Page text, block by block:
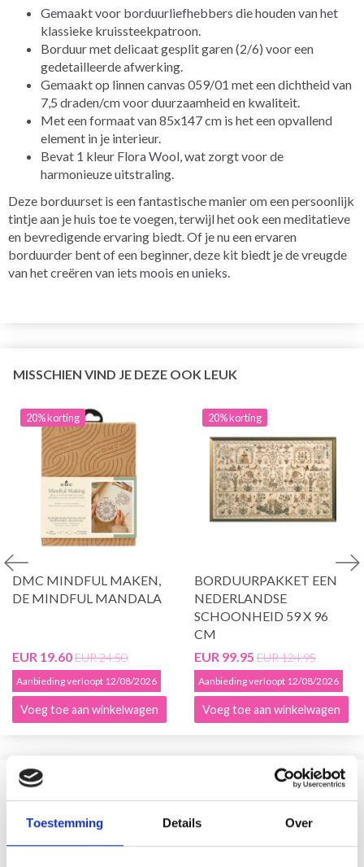
Toestemming Details Over
Gemaakt voor borduurliefhebbers die houden van het
klassieke kruissteekpatroon.
Borduur met delicaat gesplit garen (2/6) voor een
gedetailleerde afwerking.
Gemaakt op linnen canvas 059/01 met een dichtheid van
7,5 draden/cm voor duurzaamheid en kwaliteit.
Met een formaat van 85x147 cm is het een opvallend
element in je interieur.
Bevat 1 kleur Flora Wool, wat zorgt voor de
harmonieuze uitstraling.
Deze borduurset is een fantastische manier om een persoonlijk
tintje aan je huis toe te voegen, terwijl het ook een meditatieve
en bevredigende ervaring biedt. Of je nu een ervaren
borduurder bent of een beginner, deze kit biedt je de vreugde
van het creëren van iets moois en unieks.
MISSCHIEN VIND JE DEZE OOK LEUK
20% korting
DMC MINDFUL MAKEN,
DE MINDFUL MANDALA
EUR 19.60EUR 24.50
Aanbieding verloopt 12/08/2026
Voeg toe aan winkelwagen
20% korting
BORDUURPAKKET EEN
NEDERLANDSE
SCHOONHEID 59 X 96
CM
EUR 99.95 EUR 124.95
Aanbieding verloopt 12/08/2026
Voeg toe aan winkelwagen
VERGELIJKBAAR MET DIT
20% korting